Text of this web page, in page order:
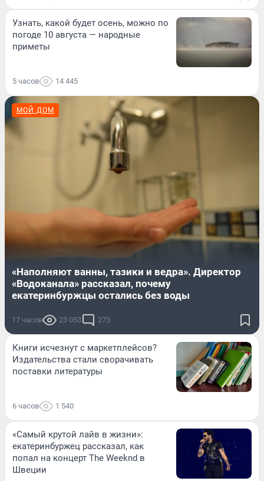
Узнать, какой будет осень, можно по
погоде 10 августа — народные
приметы
5 часов 14 445
МОЙ ДОМ
«Наполняют ванны, тазики и ведра». Директор
«Водоканала» рассказал, почему
екатеринбуржцы остались без воды
17 часов 23 053 273
Книги исчезнут с маркетплейсов?
Издательства стали сворачивать
поставки литературы
6 часов 1 540
«Самый крутой лайв в жизни»:
екатеринбуржец рассказал, как
попал на концерт The Weeknd в
Швеции